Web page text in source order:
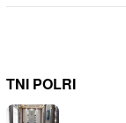
TNI POLRI